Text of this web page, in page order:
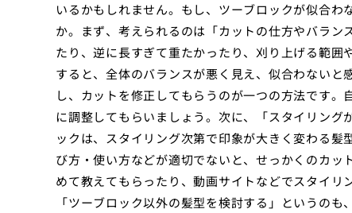
いるかもしれません。もし、ツーブロックが似合
か。まず、考えられるのは「カットの仕方やバラ
たり、逆に長すぎて重たかったり、刈り上げる範
すると、全体のバランスが悪く見え、似合わない
し、カットを修正してもらうのが一つの方法です
に調整してもらいましょう。次に、「スタイリン
ックは、スタイリング次第で印象が大きく変わる
び方・使い方などが適切でないと、せっかくのカ
めて教えてもらったり、動画サイトなどでスタイリ
「ツーブロック以外の髪型を検討する」というの